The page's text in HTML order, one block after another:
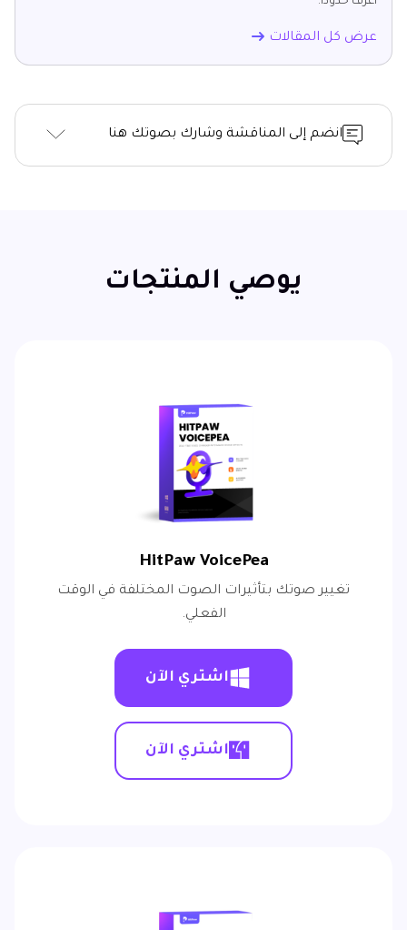
عرض كل المقالات
انضم إلى المناقشة وشارك بصوتك هنا
يوصي المنتجات
HitPaw VoicePea
تغيير صوتك بتأثيرات الصوت المختلفة في الوقت
الفعلي.
اشتري الآن
اشتري الآن